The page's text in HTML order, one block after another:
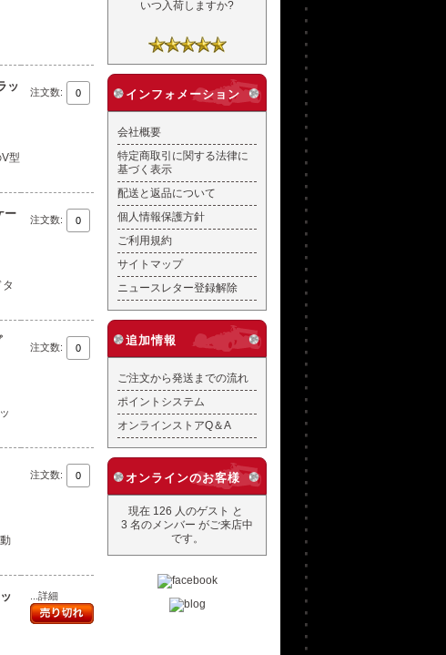
ッ
型
注文数:
ー
注文数:
注文数:
注文数:
...詳細
いつ入荷しますか?
インフォメーション
会社概要
特定商取引に関する法律に
基づく表示
配送と返品について
個人情報保護方針
ご利用規約
サイトマップ
ニュースレター登録解除
追加情報
ご注文から発送までの流れ
ポイントシステム
オンラインストアQ＆A
オンラインのお客様
現在 126 人のゲスト と
3 名のメンバー がご来店中
です。